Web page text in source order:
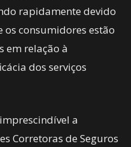
rapidamente devido
os consumidores estão
em relação à
dos serviços
a
Corretoras de Seguros